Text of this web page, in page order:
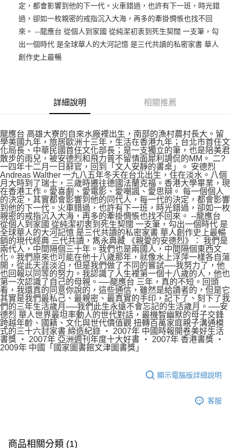
每筆NT$60，滿NT$499(含以上)免運費
付款後7-11取貨
每筆NT$60，滿NT$499(含以上)免運費
宅配
定，都會影響到他的下一代。火車錯過，也許有下一班，時光錯
過，卻如一枚親密的戒指沉入大海，再多的牽掛惆悵也找不回
來。 --龍應台 從個人到家國 從純潔初衷到死生契闊 一支筆，勾
出一個時代 是全球華人的大河記憶 是三代共讀的私密家書 華人
創作史上最暢
詳細說明 相關推薦
龍應台 高雄大寮的自來水廠裡出生，南部的漁村農村長大。留
學美國九年，旅居歐洲十三年，生活在香港九年；台北市首任文
化局長、中華民國首任文化部長；是一支獨立的筆，也是陪美君
散步的雨兒，被安德烈和飛力普不留情面犀利調侃的MM。 二?
一四年十二月一日辭官，回到「文人安靜的書桌」。 安德烈
Andreas Walther 一九八五年冬天在台北出生，住在淡水。八個
月大時到了瑞士，三歲時遷往德國法蘭克福。香港大學畢業，現
在香港工作。愛喜劇、愛電影、愛嘲諷、愛思辯。 每一個個人
的決定，其實都會影響到他的同代人，每一代的決定，都會影響
到他的下一代。火車錯過，也許有下一班，時光錯過，卻如一枚
親密的戒指沉入大海，再多的牽掛惆悵也找不回來。 --龍應台
從個人到家國 從純潔初衷到死生契闊 一支筆，勾出一個時代 是
全球華人的大河記憶 是三代共讀的私密家書 華人創作史上最暢
銷的現代經典 三代共讀，雋永典藏 《親愛的安德烈》： 我們是
兩代人，中間隔個三十年。我們也是兩國人，中間隔個東西文
化。我們原來也可能在他十八歲那年，就像水上浮萍一樣各自蕩
開，從此天涯淡泊，但是我們做了不同的嘗試──我努力了，他
也回報以同等的努力。我認識了人生裡第一個十八歲的人，他也
第一次認識了自己的母親。──龍應台 三年，真的不短。回頭
看，我還真的同意你說的，這些通信，雖然是給讀者的，但是它
其實是我們最私己、最親密、最真實的手印，記下了、刻下了我
們的三年生活歲月──我們此生永遠不會忘記的生活歲月。──安
德烈 華人世界最坦率動人的世代對話，最機智幽默的母子交鋒
跨越年齡、國籍、文化與世代價值觀 扭轉百萬家庭親子溝通模
式的三十六封家書 締造紀錄 ‧ 2007年 中國時報開卷美好生活
書獎 ‧ 2007年 亞洲週刊年度十大好書 ‧ 2007年 香港書獎 ‧
2009年 中國「國家圖書館文津圖書獎」
顯示電腦版詳細說明
客服
商品相關分類 (1)